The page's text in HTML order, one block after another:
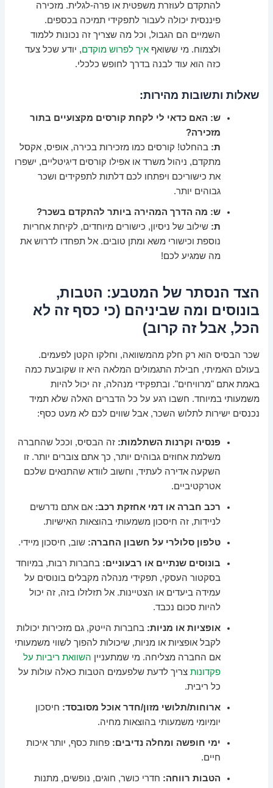
להתקדם לעוזרת משפטית או פרה-לגלית. מזכירה
פיננסית יכולה לעבור לתפקידי תמיכה בכספים.
השמיים הם הגבול, וכל מה שצריך זה נכונות ללמוד
ולצמוח. מי ששואףאיך לפרוש מוקדם, יודע שכל צעד
כזה הוא עוד לבנה בדרך לחופש כלכלי.
שאלות ותשובות מהירות:
ש: האם כדאי לי לקחת קורסים מקצועיים בתור
מזכירה?
ת: בהחלט! קורסים כמו מזכירות בכירה, אופיס, אקסל
מתקדם, ניהול משרד או אפילו קורסים דיגיטליים, ישפרו
את כישוריכם ויפתחו לכם דלתות לתפקידים ושכר
גבוהים יותר.
ש: מה הדרך המהירה ביותר להתקדם בשכר?
ת: שילוב של ניסיון, כישורים מיוחדים, לקיחת אחריות
נוספת וכישורי משא ומתן טובים. אל תפחדו לדרוש את
מה שמגיע לכם!
הצד הנסתר של המטבע: הטבות,
בונוסים ומה שביניהם (כי כסף זה לא
הכל, אבל זה קרוב)
שכר הבסיס הוא רק חלק מהמשוואה, וחלקו הקטן לפעמים.
בעולם האמיתי, חבילת התגמולים המלאה היא זו שקובעת כמה
באמת אתם "מרוויחים". ובתפקידי מנהלה, זה יכול להיות
משמעותי במיוחד. חשבו רגע על כל הדברים האלה שלא תמיד
נכנסים ישירות לתלוש השכר, אבל שווים לכם לא מעט כסף:
פנסיה וקרנות השתלמות: זה הבסיס, וככל שהחברה
משלמת אחוזים גבוהים יותר, כך אתם צוברים יותר. זו
השקעה אדירה לעתיד, וחשוב לוודא שהתנאים שלכם
אטרקטיביים.
רכב חברה או דמי אחזקת רכב: אם אתם נדרשים
לניידות, זה חיסכון משמעותי בהוצאות האישיות.
טלפון סלולרי על חשבון החברה: שוב, חיסכון מיידי.
בונוסים שנתיים או רבעוניים: בחברות רבות, במיוחד
בסקטור העסקי, תפקידי מנהלה מקבלים בונוסים על
עמידה ביעדים או הצטיינות. אל תזלזלו בזה, זה יכול
להיות סכום נכבד.
אופציות או מניות: בחברות הייטק, גם מזכירות יכולות
לקבל אופציות או מניות, שיכולות להפוך לשווי משמעותי
אם החברה מצליחה. מי שמתעניין השוואת ריביות על
פקדונות צריך לדעת שלפעמים הטבות כאלה עולות על
כל ריבית.
ארוחות/תלושי מזון/חדר אוכל מסובסד: חיסכון
יומיומי משמעותי בהוצאות מחיה.
ימי חופשה ומחלה נדיבים: פחות כסף, יותר איכות
חיים.
הטבות רווחה: חדרי כושר, חוגים, נופשים, מתנות